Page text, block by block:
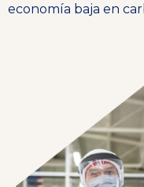
economía baja en